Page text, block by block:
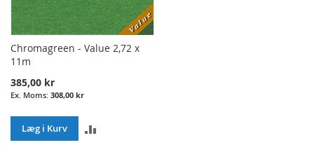
Chromagreen - Value 2,72 x
11m
385,00 kr
308,00 kr
Læg i Kurv